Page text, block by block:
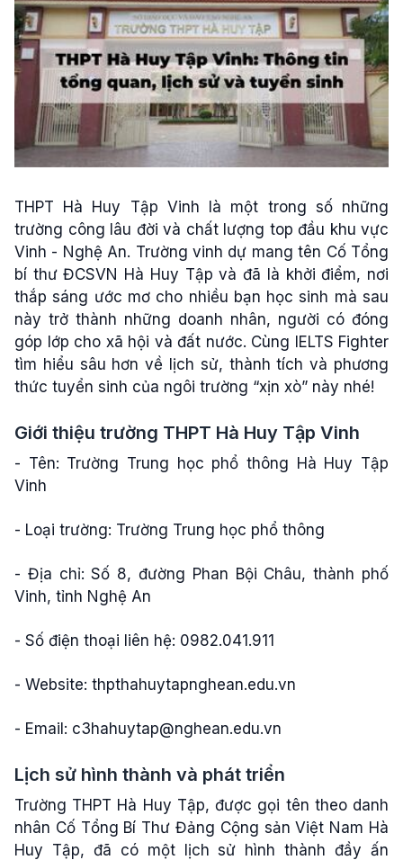
THPT Hà Huy Tập Vinh là một trong số những
trường công lâu đời và chất lượng top đầu khu vực
Vinh - Nghệ An. Trường vinh dự mang tên Cố Tổng
bí thư ĐCSVN Hà Huy Tập và đã là khởi điểm, nơi
thắp sáng ước mơ cho nhiều bạn học sinh mà sau
này trở thành những doanh nhân, người có đóng
góp lớp cho xã hội và đất nước. Cùng IELTS Fighter
tìm hiểu sâu hơn về lịch sử, thành tích và phương
thức tuyển sinh của ngôi trường “xịn xò” này nhé!
Giới thiệu trường THPT Hà Huy Tập Vinh
- Tên: Trường Trung học phổ thông Hà Huy Tập
Vinh
- Loại trường: Trường Trung học phổ thông
- Địa chỉ: Số 8, đường Phan Bội Châu, thành phố
Vinh, tỉnh Nghệ An
- Số điện thoại liên hệ: 0982.041.911
- Website: thpthahuytapnghean.edu.vn
- Email: c3hahuytap@nghean.edu.vn
Lịch sử hình thành và phát triển
Trường THPT Hà Huy Tập, được gọi tên theo danh
nhân Cố Tổng Bí Thư Đảng Cộng sản Việt Nam Hà
Huy Tập, đã có một lịch sử hình thành đầy ấn